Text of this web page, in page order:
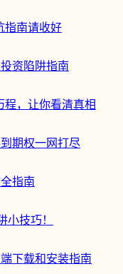
指南请收好
资陷阱指南
，让你看清真相
期权一网打尽
指南
技巧！
下载和安装指南